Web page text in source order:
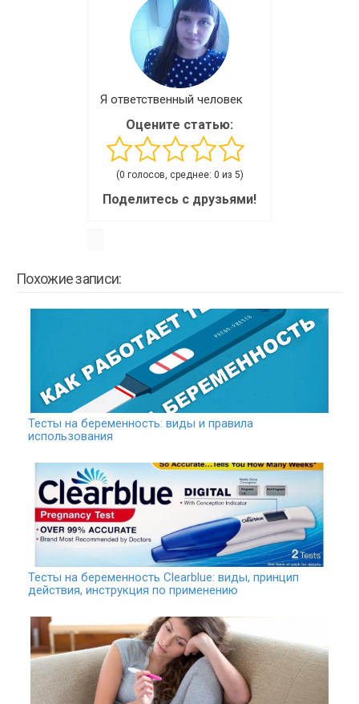
Я ответственный человек
Оцените статью:
(0 голосов, среднее: 0 из 5)
Поделитесь с друзьями!
Похожие записи:
Тесты на беременность: виды и правила
использования
Тесты на беременность Clearblue: виды, принцип
действия, инструкция по применению